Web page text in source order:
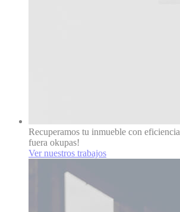
Recuperamos tu inmueble con eficiencia
fuera okupas!
Ver nuestros trabajos